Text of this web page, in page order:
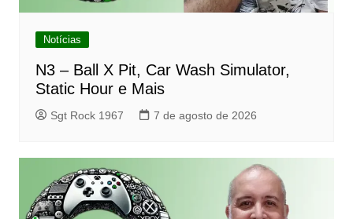
Notícias
N3 – Ball X Pit, Car Wash Simulator,
Static Hour e Mais
Sgt Rock 1967 7 de agosto de 2026